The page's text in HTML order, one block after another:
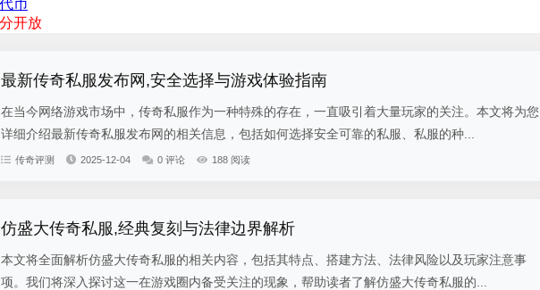
最新传奇私服发布网,安全选择与游戏体验指南
在当今网络游戏市场中，传奇私服作为一种特殊的存在，一直吸引着大量玩家的关注。本文将为您
详细介绍最新传奇私服发布网的相关信息，包括如何选择安全可靠的私服、私服的种...
传奇评测 2025-12-04 0 评论 188 阅读
仿盛大传奇私服,经典复刻与法律边界解析
本文将全面解析仿盛大传奇私服的相关内容，包括其特点、搭建方法、法律风险以及玩家注意事
项。我们将深入探讨这一在游戏圈内备受关注的现象，帮助读者了解仿盛大传奇私服的...